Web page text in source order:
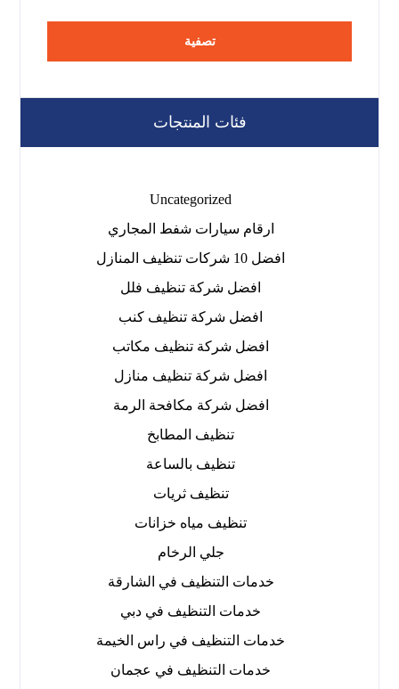
تصفية
فئات المنتجات
Uncategorized
ارقام سيارات شفط المجاري
افضل 10 شركات تنظيف المنازل
افضل شركة تنظيف فلل
افضل شركة تنظيف كنب
افضل شركة تنظيف مكاتب
افضل شركة تنظيف منازل
افضل شركة مكافحة الرمة
تنظيف المطابخ
تنظيف بالساعة
تنظيف ثريات
تنظيف مياه خزانات
جلي الرخام
خدمات التنظيف في الشارقة
خدمات التنظيف في دبي
خدمات التنظيف في راس الخيمة
خدمات التنظيف في عجمان